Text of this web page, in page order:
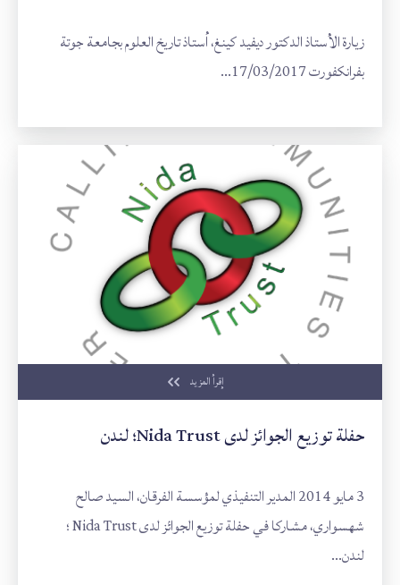
زيارة الأستاذ الدكتور ديفيد كينغ، أستاذ تاريخ العلوم بجامعة جوتة
بفرانكفورت 17/03/2017...
إقرأ المزيد
حفلة توزيع الجوائز لدى Nida Trust؛ لندن
3 مايو 2014 المدير التنفيذي لمؤسسة الفرقان، السيد صالح
شهسواري، مشاركا في حفلة توزيع الجوائز لدى Nida Trust ؛
لندن...